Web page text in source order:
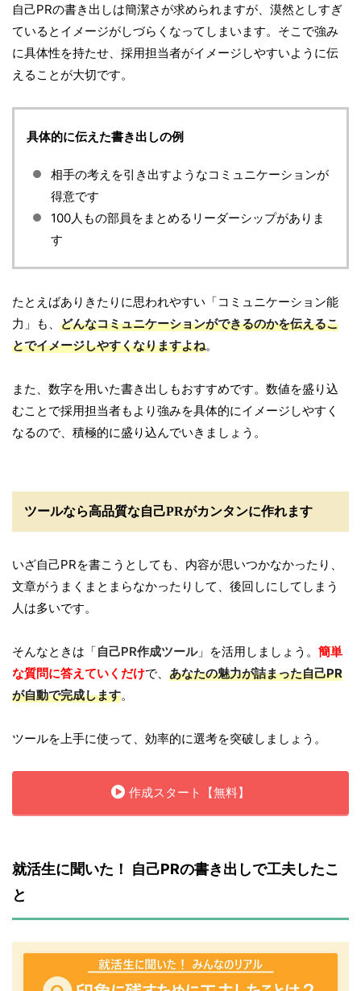
自己PRの書き出しは簡潔さが求められますが、漠然としすぎ
ているとイメージがしづらくなってしまいます。そこで強み
に具体性を持たせ、採用担当者がイメージしやすいように伝
えることが大切です。
具体的に伝えた書き出しの例
相手の考えを引き出すようなコミュニケーションが
得意です
100人もの部員をまとめるリーダーシップがありま
す
たとえばありきたりに思われやすい「コミュニケーション能
力」も、 どんなコミュニケーションができるのかを伝えるこ
とでイメージしやすくなりますよね。
また、数字を用いた書き出しもおすすめです。数値を盛り込
むことで採用担当者もより強みを具体的にイメージしやすく
なるので、積極的に盛り込んでいきましょう。
ツールなら高品質な自己PRがカンタンに作れます
いざ自己PRを書こうとしても、内容が思いつかなかったり、
文章がうまくまとまらなかったりして、後回しにしてしまう
人は多いです。
そんなときは「自己PR作成ツール」を活用しましょう。 簡単
な質問に答えていくだけで、 あなたの魅力が詰まった自己PR
が自動で完成します。
ツールを上手に使って、効率的に選考を突破しましょう。
作成スタート【無料】
就活生に聞いた！ 自己PRの書き出しで工夫したこ
と